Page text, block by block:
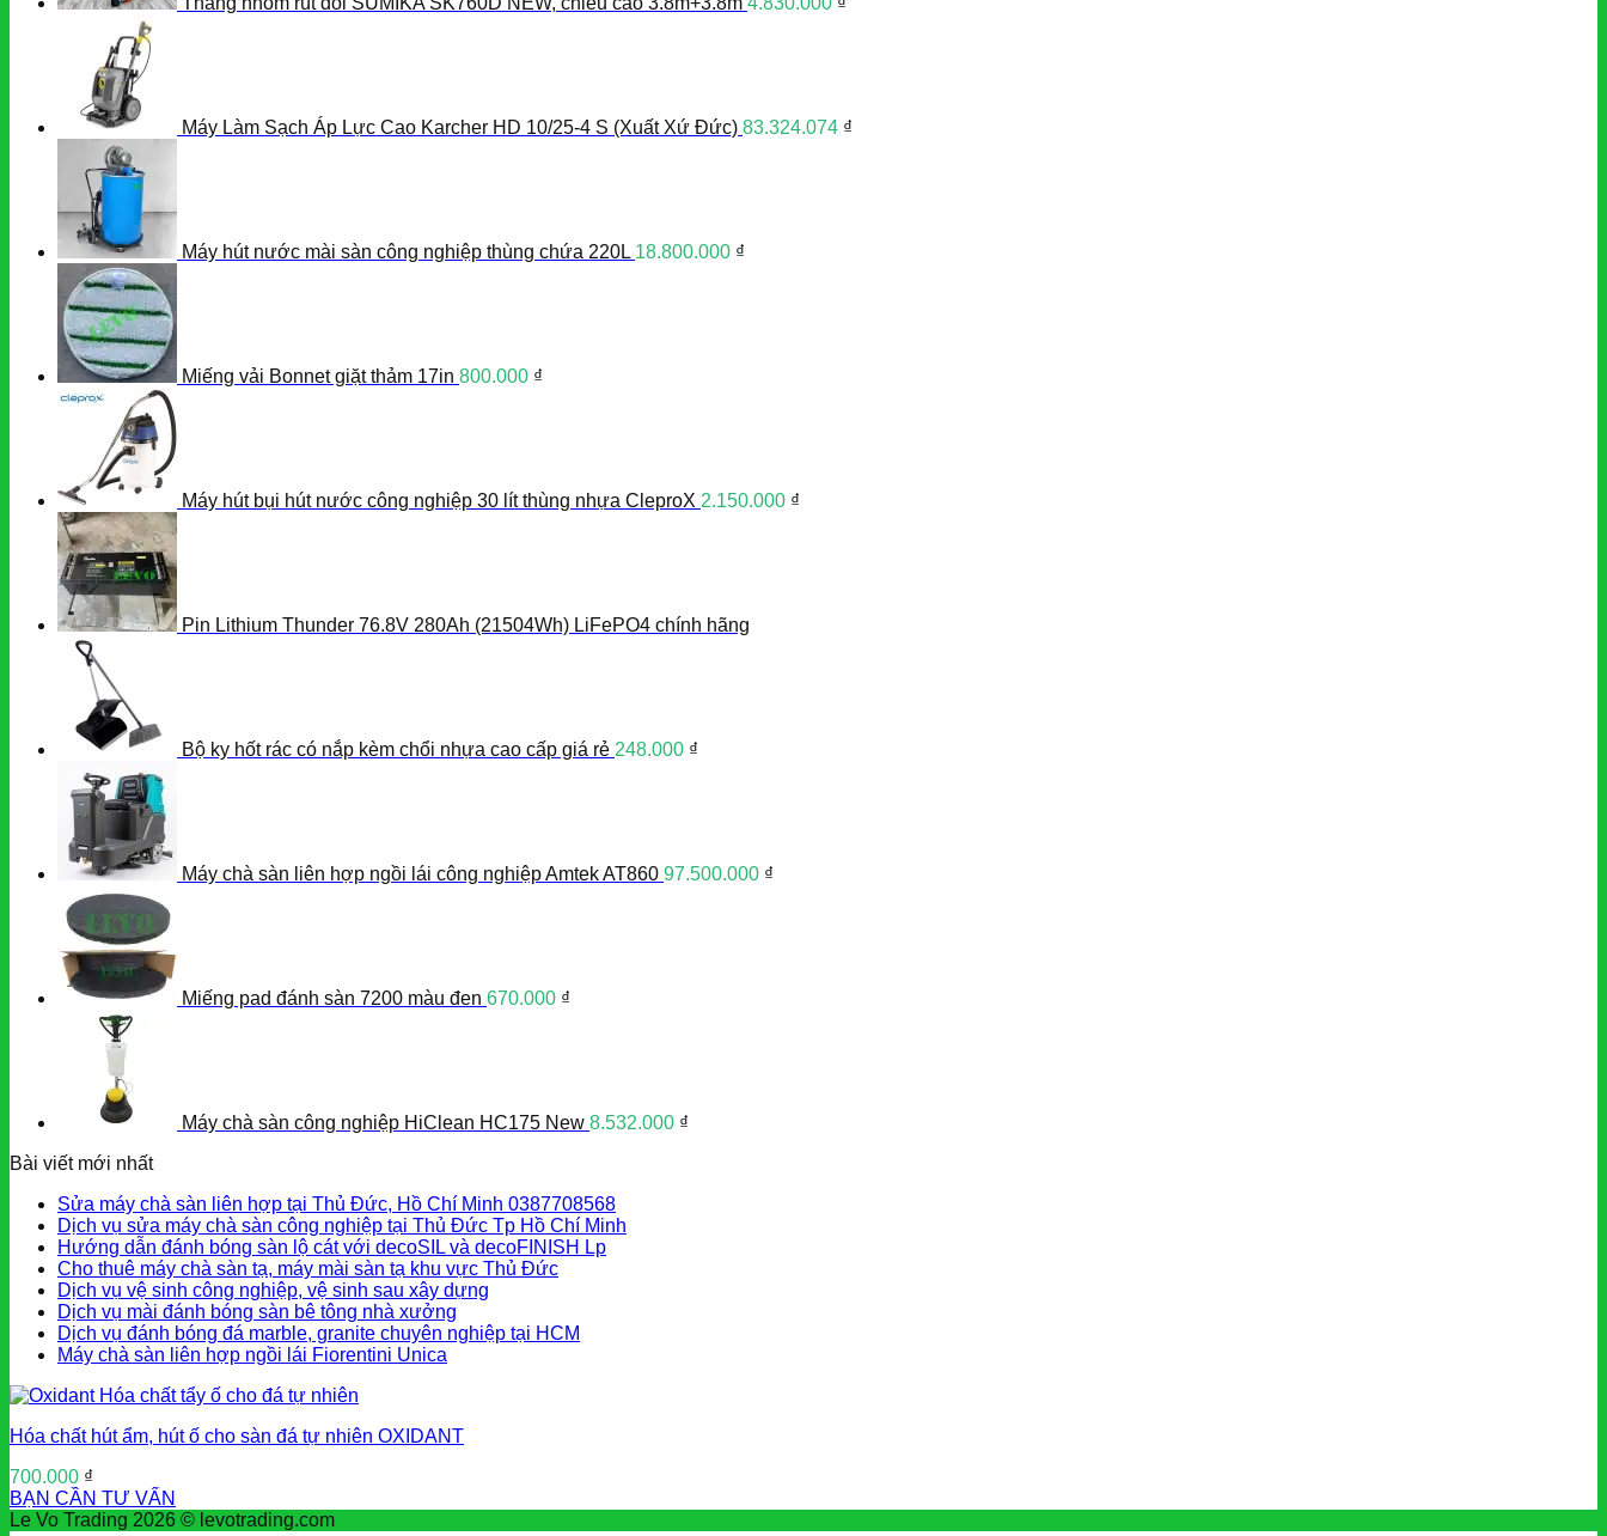
Máy Làm Sạch Áp Lực Cao Karcher HD 10/25-4 S (Xuất Xứ Đức) 83.324.074 ₫
Máy hút nước mài sàn công nghiệp thùng chứa 220L 18.800.000 ₫
Miếng vải Bonnet giặt thảm 17in 800.000 ₫
Máy hút bụi hút nước công nghiệp 30 lít thùng nhựa CleproX 2.150.000 ₫
Pin Lithium Thunder 76.8V 280Ah (21504Wh) LiFePO4 chính hãng
Bộ ky hốt rác có nắp kèm chổi nhựa cao cấp giá rẻ 248.000 ₫
Máy chà sàn liên hợp ngồi lái công nghiệp Amtek AT860 97.500.000 ₫
Miếng pad đánh sàn 7200 màu đen 670.000 ₫
Máy chà sàn công nghiệp HiClean HC175 New 8.532.000 ₫
Bài viết mới nhất
Sửa máy chà sàn liên hợp tại Thủ Đức, Hồ Chí Minh 0387708568
Dịch vụ sửa máy chà sàn công nghiệp tại Thủ Đức Tp Hồ Chí Minh
Hướng dẫn đánh bóng sàn lộ cát với decoSIL và decoFINISH Lp
Cho thuê máy chà sàn tạ, máy mài sàn tạ khu vực Thủ Đức
Dịch vụ vệ sinh công nghiệp, vệ sinh sau xây dựng
Dịch vụ mài đánh bóng sàn bê tông nhà xưởng
Dịch vụ đánh bóng đá marble, granite chuyên nghiệp tại HCM
Máy chà sàn liên hợp ngồi lái Fiorentini Unica
Hóa chất hút ẩm, hút ố cho sàn đá tự nhiên OXIDANT
700.000 ₫
BẠN CẦN TƯ VẤN
Le Vo Trading 2026 © levotrading.com